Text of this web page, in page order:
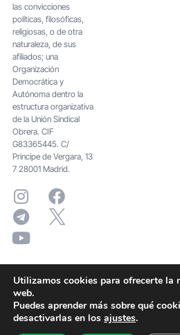
las convicciones
políticas, filosóficas,
religiosas, o de otra
naturaleza, de sus
afiliados; una
Organización
Democrática y
Autónoma dentro la
estructura organizativa
de la Unión Sindical
Obrera. CIF
G83365445. C/
Principe de Vergara, 13
7 28001 Madrid.
Utilizamos cookies para ofrecerte la
web.
Puedes aprender más sobre qué
desactivarlas en los ajustes.